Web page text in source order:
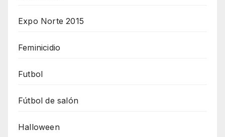
Expo Norte 2015
Feminicidio
Futbol
Fútbol de salón
Halloween